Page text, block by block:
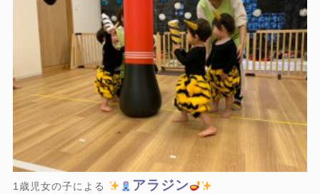
1歳児女の子による アラジン